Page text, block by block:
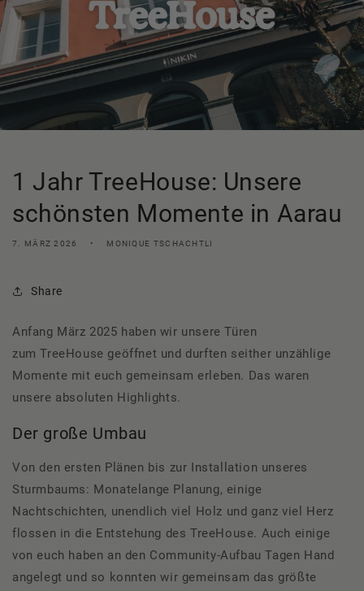
1 Jahr TreeHouse: Unsere
schönsten Momente in Aarau
7. MÄRZ 2026 MONIQUE TSCHACHTLI
Share
Anfang März 2025 haben wir unsere Türen
zum TreeHouse geöffnet und durften seither unzählige
Momente mit euch gemeinsam erleben. Das waren
unsere absoluten Highlights.
Der große Umbau
Von den ersten Plänen bis zur Installation unseres
Sturmbaums: Monatelange Planung, einige
Nachtschichten, unendlich viel Holz und ganz viel Herz
flossen in die Entstehung des TreeHouse. Auch einige
von euch haben an den Community-Aufbau Tagen Hand
angelegt und so konnten wir gemeinsam das größte